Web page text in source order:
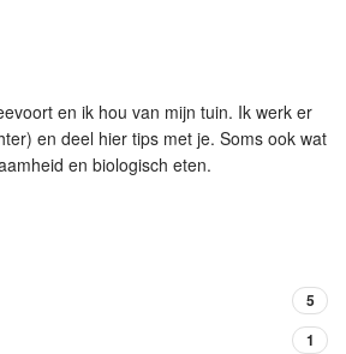
en ik hou van mijn tuin. Ik werk er
en deel hier tips met je. Soms ook wat
en biologisch eten.
5
1